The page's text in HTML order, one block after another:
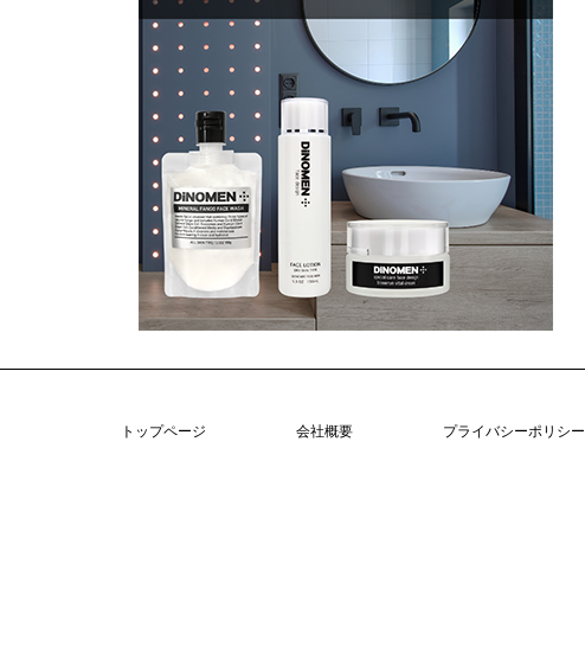
トップページ 会社概要 プライバシーポリシー